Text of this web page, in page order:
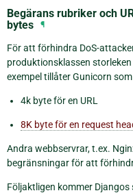
Begärans rubriker och
bytes
¶
För att förhindra DoS-
produktionsklassen storleken
exempel tillåter Gunicorn
4k byte för en URL
8K byte för en request
Andra webbservrar, t.ex.
begränsningar för att
Följaktligen kommer